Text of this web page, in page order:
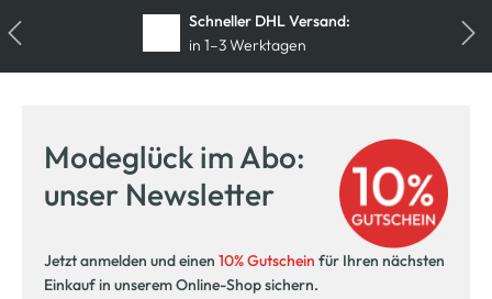
Schneller DHL Versand:
in 1–3 Werktagen
Kostenlose Filiallieferung
in Ihre Wunschfiliale
Modeglück im Abo:
unser Newsletter
Jetzt anmelden und einen 10% Gutschein für Ihren nächsten
Einkauf in unserem Online-Shop sichern.